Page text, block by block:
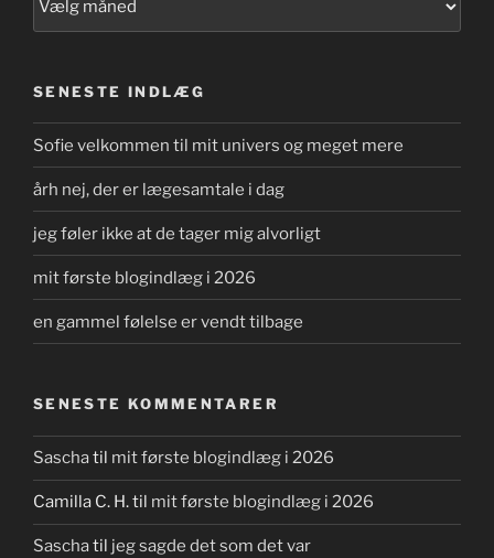
SENESTE INDLÆG
Sofie velkommen til mit univers og meget mere
årh nej, der er lægesamtale i dag
jeg føler ikke at de tager mig alvorligt
mit første blogindlæg i 2026
en gammel følelse er vendt tilbage
SENESTE KOMMENTARER
Saschatil mit første blogindlæg i 2026
Camilla C. H.til mit første blogindlæg i 2026
Saschatil jeg sagde det som det var